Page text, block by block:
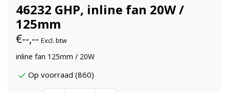
46232 GHP, inline fan 20W /
125mm
€--,-- Excl. btw
inline fan 125mm / 20W
Op voorraad (860)